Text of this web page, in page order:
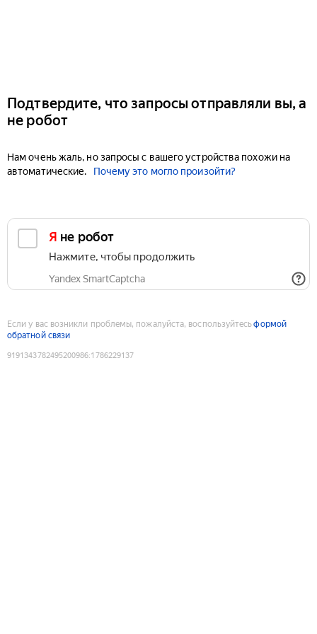
Подтвердите, что запросы отправляли вы, а
не робот
Нам очень жаль, но запросы с вашего устройства похожи на
автоматические.
Почему это могло произойти?
Я не робот
Нажмите, чтобы продолжить
Yandex SmartCaptcha
Если у вас возникли проблемы, пожалуйста, воспользуйтесьформой
обратной связи
9191343782495200986:1786229137